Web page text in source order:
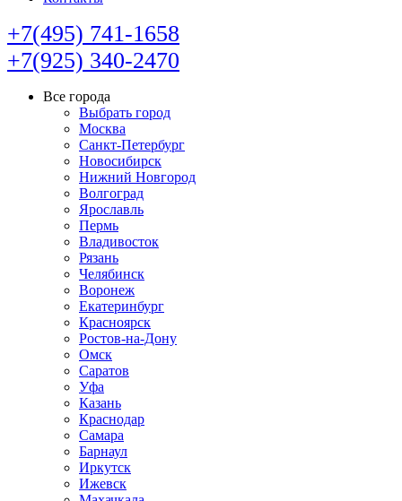
+7(495) 741-1658
+7(925) 340-2470
Все города
Выбрать город
Москва
Санкт-Петербург
Новосибирск
Нижний Новгород
Волгоград
Ярославль
Пермь
Владивосток
Рязань
Челябинск
Воронеж
Екатеринбург
Красноярск
Ростов-на-Дону
Омск
Саратов
Уфа
Казань
Краснодар
Самара
Барнаул
Иркутск
Ижевск